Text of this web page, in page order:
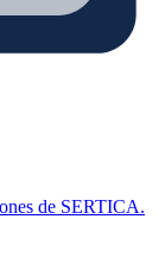
de SERTICA.